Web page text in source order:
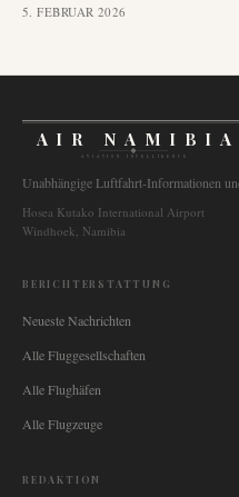
5. FEBRUAR 2026
AIR NAMIBIA
AVIATION INTELLIGENCE
Unabhängige Luftfahrt-Informationen
Hosea Kutako International Airport
Windhoek, Namibia
BERICHTERSTATTUNG
Neueste Nachrichten
Alle Fluggesellschaften
Alle Flughäfen
Alle Flugzeuge
REDAKTION